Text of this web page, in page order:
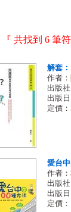
『 共找到 6 筆
解套
作者：
出版社
出版日
定價：
愛台中
作者：
出版社
出版日
定價：